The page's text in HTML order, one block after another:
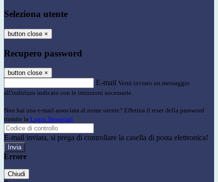
Seleziona utente
button close ×
Recupero password
button close ×
E-mail Verrà inviato un messaggio
all'indirizzo indicato con le istruzioni necessarie.
Non hai una e-mail associata al nome utente? Effettua il reset della password
tramite la Login Spaggiari
E-mail inviata, si prega di controllare la casella di posta elettronica!
Errore
Chiudi